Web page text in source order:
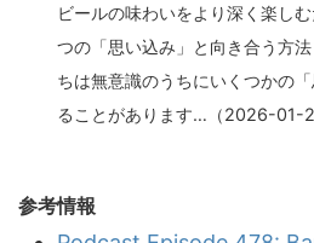
ビールの味わいをより深く楽し
つの「思い込み」と向き合う方
ちは無意識のうちにいくつかの
ることがあります…（2026-01-
参考情報